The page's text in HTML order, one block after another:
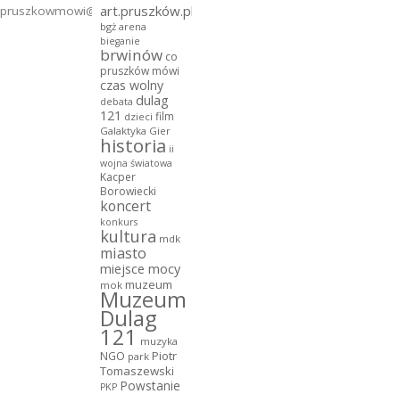
pruszkowmowi@gmail.com
art.pruszków.pl
bgż arena
bieganie
brwinów co
pruszków mówi
czas wolny
debata dulag
121 dzieci film
Galaktyka Gier
historia ii
wojna światowa
Kacper
Borowiecki
koncert
konkurs
kultura mdk
miasto
miejsce mocy
mok muzeum
Muzeum
Dulag
121 muzyka
NGO park Piotr
Tomaszewski
PKP Powstanie